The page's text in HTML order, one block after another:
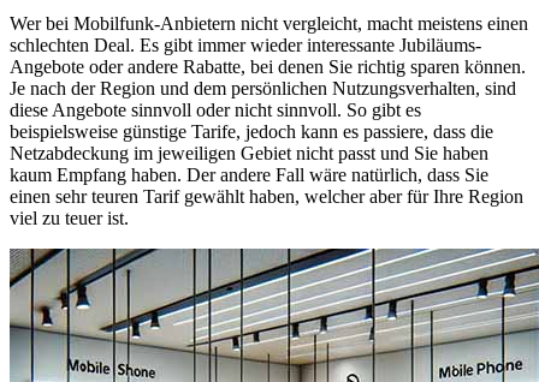
Wer bei Mobilfunk-Anbietern nicht vergleicht, macht meistens einen
schlechten Deal. Es gibt immer wieder interessante Jubiläums-
Angebote oder andere Rabatte, bei denen Sie richtig sparen können.
Je nach der Region und dem persönlichen Nutzungsverhalten, sind
diese Angebote sinnvoll oder nicht sinnvoll. So gibt es
beispielsweise günstige Tarife, jedoch kann es passiere, dass die
Netzabdeckung im jeweiligen Gebiet nicht passt und Sie haben
kaum Empfang haben. Der andere Fall wäre natürlich, dass Sie
einen sehr teuren Tarif gewählt haben, welcher aber für Ihre Region
viel zu teuer ist.